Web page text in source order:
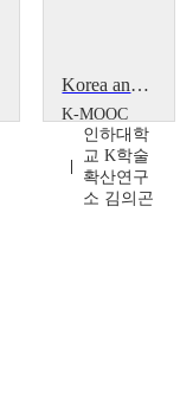
Korea and International Relations
K-MOOC
인하대학
교 K학술
확산연구
소 김의곤